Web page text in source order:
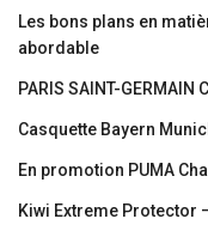
Les bons plans en
abordable
PARIS SAINT-
Casquette Bayern
En promotion PUMA
Kiwi Extreme Protector